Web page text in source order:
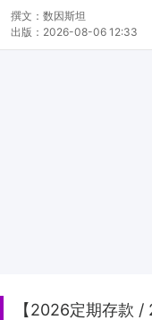
撰文： 数因斯坦
出版： 2026-08-06 12:33
【2026定期存款